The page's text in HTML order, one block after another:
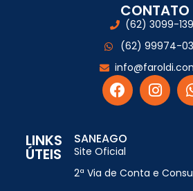
CONTATO
(62) 3099-
(62) 99974-
LINKS
ÚTEIS
SANEAGO
Site Oficial
2ª Via de Conta e